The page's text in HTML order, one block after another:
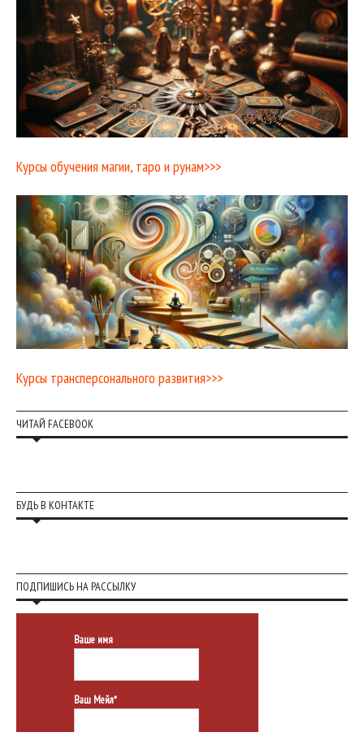
Курсы обучения магии, таро и рунам>>>
Курсы трансперсонального развития>>>
ЧИТАЙ FACEBOOK
БУДЬ В КОНТАКТЕ
ПОДПИШИСЬ НА РАССЫЛКУ
Ваше имя
Ваш Мейл*